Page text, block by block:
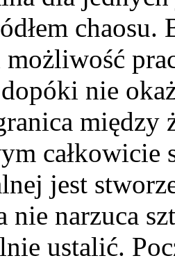
chaosu.
nie
między
całkowicie
jest
nie narzuca
ustalić.